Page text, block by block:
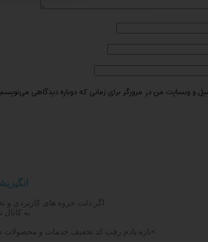
و وبسایت من در مرورگر برای زمانی که دوباره دیدگاهی
اگر دلت جزوه های کاربردی
به کانال
>تازه یادم رفت کد تخفیف خدمات و محصولات